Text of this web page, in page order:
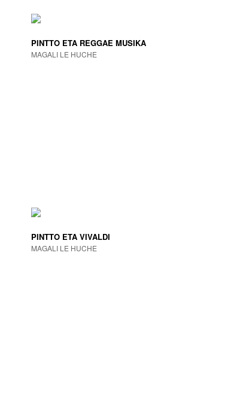
PINTTO ETA REGGAE MUSIKA
MAGALI LE HUCHE
PINTTO ETA VIVALDI
MAGALI LE HUCHE